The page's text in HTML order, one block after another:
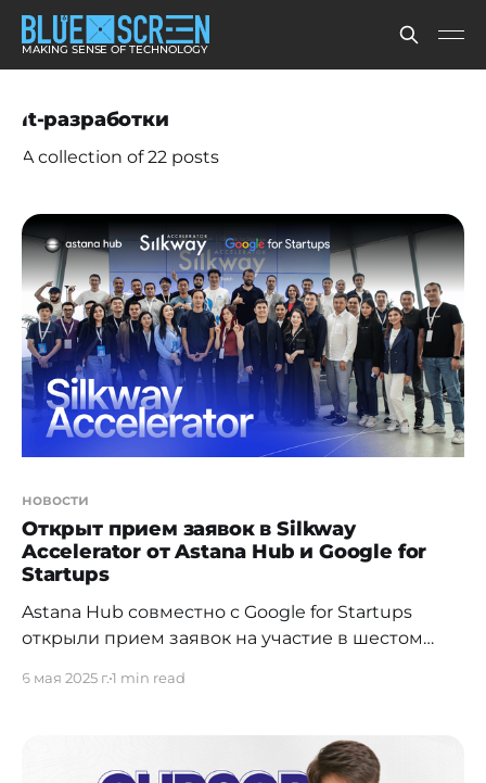
MAKING SENSE OF TECHNOLOGY
it-разработки
A collection of 22 posts
новости
Открыт прием заявок в Silkway
Accelerator от Astana Hub и Google for
Startups
Astana Hub совместно с Google for Startups
открыли прием заявок на участие в шестом
технологических стартапов на стадии роста.
Участие могут принять команды из Казахстана,
6 мая 2025 г.1 min read